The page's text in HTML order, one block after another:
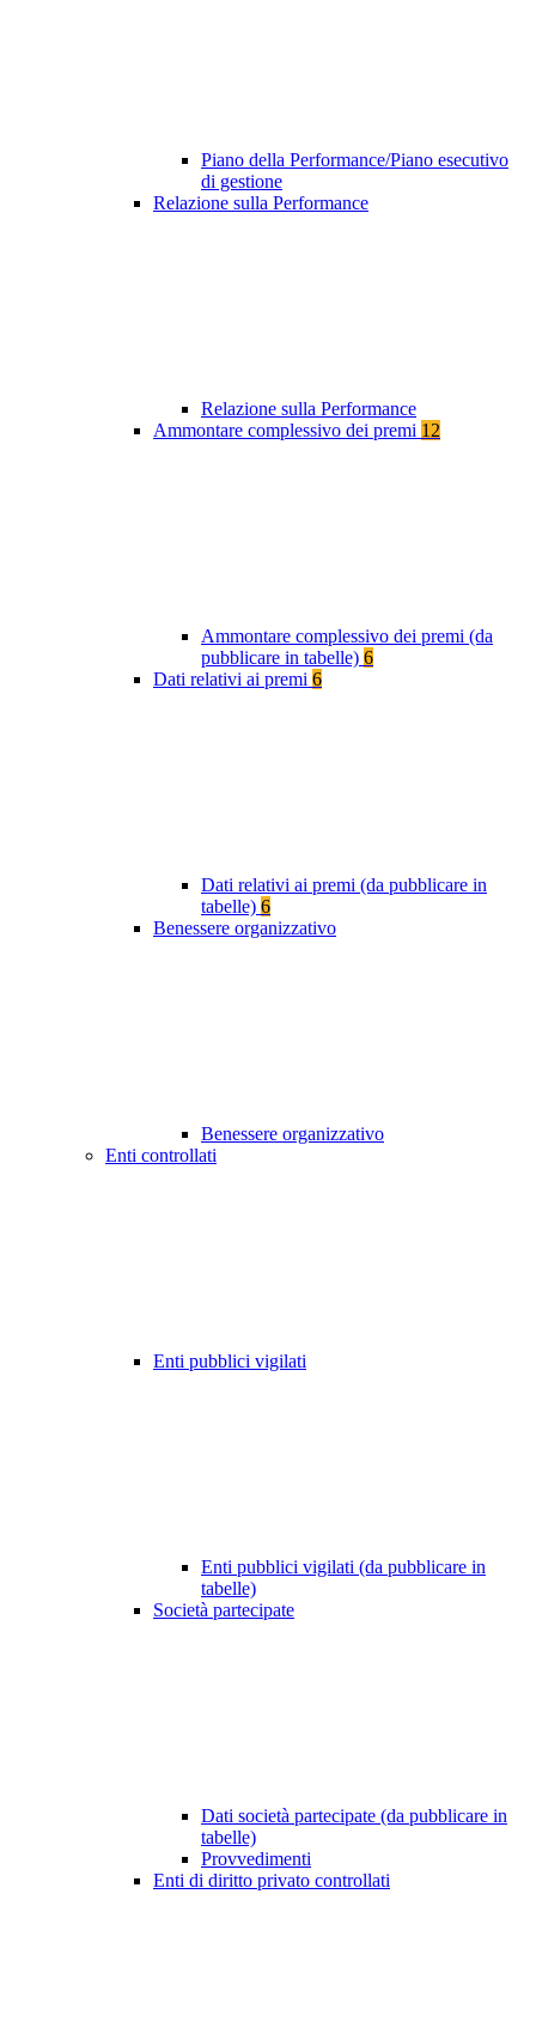
Piano della Performance/Piano esecutivo
di gestione
Relazione sulla Performance
Relazione sulla Performance
Ammontare complessivo dei premi 12
Ammontare complessivo dei premi (da
pubblicare in tabelle) 6
Dati relativi ai premi 6
Dati relativi ai premi (da pubblicare in
tabelle) 6
Benessere organizzativo
Benessere organizzativo
Enti controllati
Enti pubblici vigilati
Enti pubblici vigilati (da pubblicare in
tabelle)
Società partecipate
Dati società partecipate (da pubblicare in
tabelle)
Provvedimenti
Enti di diritto privato controllati